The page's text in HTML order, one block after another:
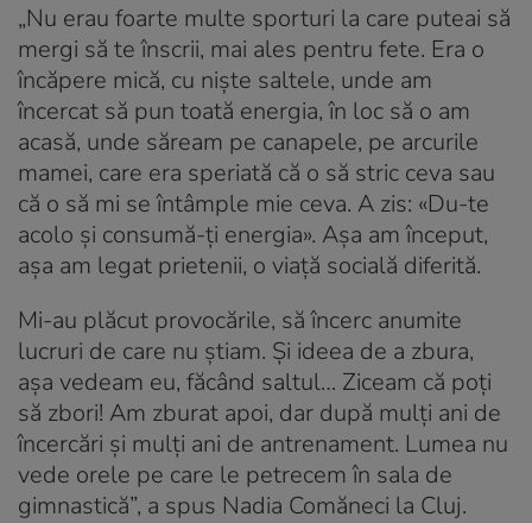
„Nu erau foarte multe sporturi la care puteai să
mergi să te înscrii, mai ales pentru fete. Era o
încăpere mică, cu niște saltele, unde am
încercat să pun toată energia, în loc să o am
acasă, unde săream pe canapele, pe arcurile
mamei, care era speriată că o să stric ceva sau
că o să mi se întâmple mie ceva. A zis: «Du-te
acolo și consumă-ți energia». Așa am început,
așa am legat prietenii, o viață socială diferită.
Mi-au plăcut provocările, să încerc anumite
lucruri de care nu știam. Și ideea de a zbura,
așa vedeam eu, făcând saltul… Ziceam că poți
să zbori! Am zburat apoi, dar după mulți ani de
încercări și mulți ani de antrenament. Lumea nu
vede orele pe care le petrecem în sala de
gimnastică”, a spus Nadia Comăneci la Cluj.